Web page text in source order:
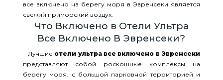
все включено на берегу моря в Эвренсеки является
свежий приморский воздух.
Что Включено в Отели Ультра
Все Включено В Эвренсеки?
Лучшие отели ультра все включено в Эвренсеки
представляют собой роскошные комплексы на
берегу моря. с большой парковной территорией и